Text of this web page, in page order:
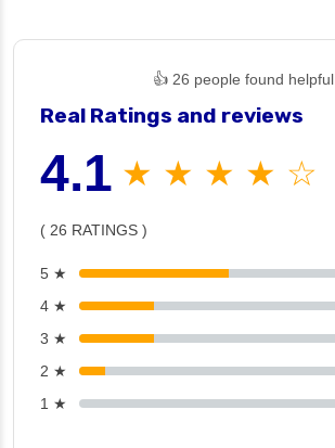
👍 26 people found helpful
Real Ratings and reviews
4.1 ★ ★ ★ ★ ☆
( 26 RATINGS )
5 ★
4 ★
3 ★
2 ★
1 ★